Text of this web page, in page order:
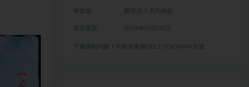
有效期 购买后 7 天内有效
最近更新 2026年04月02日
下载遇到问题？可联系客服QQ:1195676669反馈